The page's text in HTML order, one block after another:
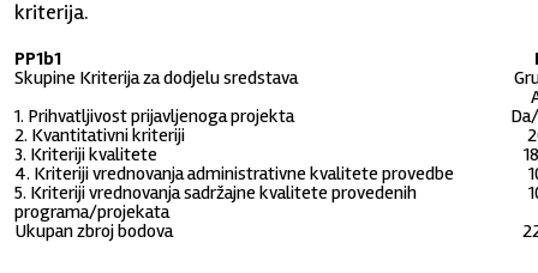
kriterija.
PP1b1
Skupine Kriterija za dodjelu sredstava
1. Prihvatljivost prijavljenoga projekta
2. Kvantitativni kriteriji
3. Kriteriji kvalitete
4. Kriteriji vrednovanja administrativne kvalitete provedbe
5. Kriteriji vrednovanja sadržajne kvalitete provedenih
programa/projekata
Ukupan zbroj bodova